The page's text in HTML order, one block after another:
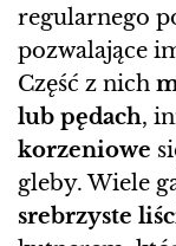
regularnego
pozwalające
Część z nich
lub pędach,
korzeniowe
gleby. Wiele
srebrzyste